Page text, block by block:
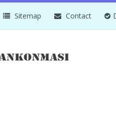
Sitemap Contact